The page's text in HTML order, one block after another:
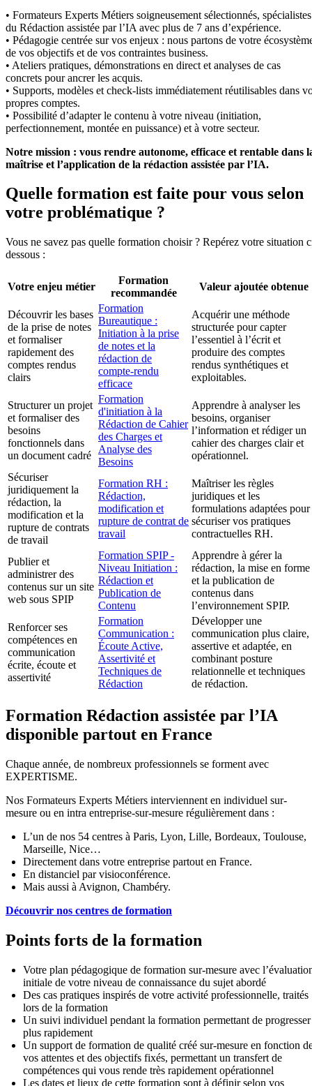
• Formateurs Experts Métiers soigneusement sélectionnés, spécialistes
du Rédaction assistée par l’IA avec plus de 7 ans d’expérience.
• Pédagogie centrée sur vos enjeux : nous partons de votre
de vos objectifs et de vos contraintes business.
• Ateliers pratiques, démonstrations en direct et analyses de cas
concrets pour ancrer les acquis.
• Supports, modèles et check-lists immédiatement réutilisables dans
propres comptes.
• Possibilité d’adapter le contenu à votre niveau (initiation,
perfectionnement, montée en puissance) et à votre secteur.
Notre mission : vous rendre autonome, efficace et rentable dans
maîtrise et l’application de la rédaction assistée par l’IA.
Quelle formation est faite pour vous selon
votre problématique ?
Vous ne savez pas quelle formation choisir ? Repérez votre situation
dessous :
Votre enjeu métier
Formation
recommandée
Valeur ajoutée obtenue
Découvrir les bases
de la prise de notes
et formaliser
rapidement des
comptes rendus
clairs
Formation
Bureautique :
Initiation à la prise
de notes et la
rédaction de
compte-rendu
efficace
Acquérir une méthode
structurée pour capter
l’essentiel à l’écrit et
produire des comptes
rendus synthétiques et
exploitables.
Structurer un projet
et formaliser des
besoins
fonctionnels dans
un document cadré
Formation
d'initiation à la
Rédaction de Cahier
des Charges et
Analyse des
Besoins
Apprendre à analyser les
besoins, organiser
l’information et rédiger un
cahier des charges clair et
opérationnel.
Sécuriser
juridiquement la
rédaction, la
modification et la
rupture de contrats
de travail
Formation RH :
Rédaction,
modification et
rupture de contrat de
travail
Maîtriser les règles
juridiques et les
formulations adaptées pour
sécuriser vos pratiques
contractuelles RH.
Publier et
administrer des
contenus sur un site
web sous SPIP
Formation SPIP -
Niveau Initiation :
Rédaction et
Publication de
Contenu
Apprendre à gérer la
rédaction, la mise en forme
et la publication de
contenus dans
l’environnement SPIP.
Renforcer ses
compétences en
communication
écrite, écoute et
assertivité
Formation
Communication :
Écoute Active,
Assertivité et
Techniques de
Rédaction
Développer une
communication plus claire,
assertive et adaptée, en
combinant posture
relationnelle et techniques
de rédaction.
Formation Rédaction assistée par l’IA
disponible partout en France
Chaque année, de nombreux professionnels se forment avec
EXPERTISME.
Nos Formateurs Experts Métiers interviennent en individuel sur-
mesure ou en intra entreprise-sur-mesure régulièrement dans :
L’un de nos 54 centres à Paris, Lyon, Lille, Bordeaux, Toulouse,
Marseille, Nice…
Directement dans votre entreprise partout en France.
En distanciel par visioconférence.
Mais aussi à Avignon, Chambéry.
Découvrir nos centres de formation
Points forts de la formation
Votre plan pédagogique de formation sur-mesure avec
initiale de votre niveau de connaissance du sujet abordé
Des cas pratiques inspirés de votre activité professionnelle, traités
lors de la formation
Un suivi individuel pendant la formation permettant de progresser
plus rapidement
Un support de formation de qualité créé sur-mesure en fonction
vos attentes et des objectifs fixés, permettant un transfert de
compétences qui vous rende très rapidement opérationnel
Les dates et lieux de cette formation sont à définir selon vos